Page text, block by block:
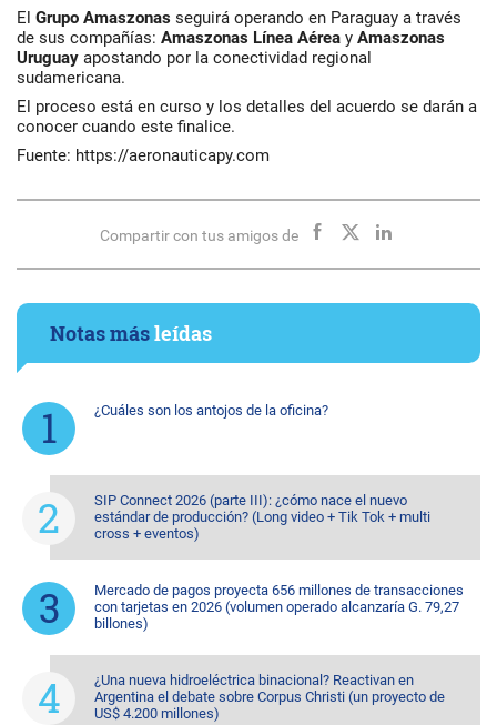
El Grupo Amaszonas seguirá operando en Paraguay a través
de sus compañías: Amaszonas Línea Aérea y Amaszonas
Uruguay apostando por la conectividad regional
sudamericana.
El proceso está en curso y los detalles del acuerdo se darán a
conocer cuando este finalice.
Fuente: https://aeronauticapy.com
Compartir con tus amigos de
Notas másleídas
¿Cuáles son los antojos de la oficina?
SIP Connect 2026 (parte III): ¿cómo nace el nuevo
estándar de producción? (Long video + Tik Tok + multi
cross + eventos)
Mercado de pagos proyecta 656 millones de transacciones
con tarjetas en 2026 (volumen operado alcanzaría G. 79,27
billones)
¿Una nueva hidroeléctrica binacional? Reactivan en
Argentina el debate sobre Corpus Christi (un proyecto de
US$ 4.200 millones)